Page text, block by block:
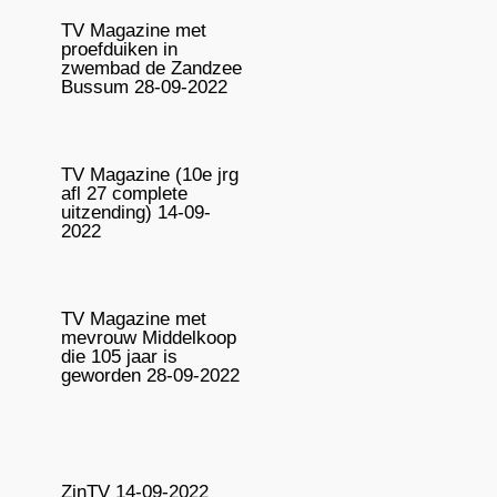
TV Magazine met
proefduiken in
zwembad de Zandzee
Bussum 28-09-2022
TV Magazine (10e jrg
afl 27 complete
uitzending) 14-09-
2022
TV Magazine met
mevrouw Middelkoop
die 105 jaar is
geworden 28-09-2022
ZinTV 14-09-2022